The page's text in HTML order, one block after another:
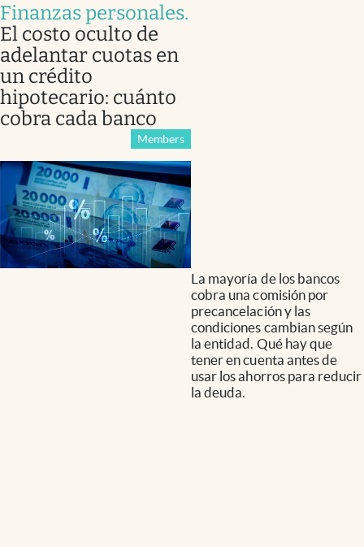
Finanzas personales.
El costo oculto de
adelantar cuotas en
un crédito
hipotecario: cuánto
cobra cada banco
Members
La mayoría de los bancos
cobra una comisión por
precancelación y las
condiciones cambian según
la entidad. Qué hay que
tener en cuenta antes de
usar los ahorros para reducir
la deuda.